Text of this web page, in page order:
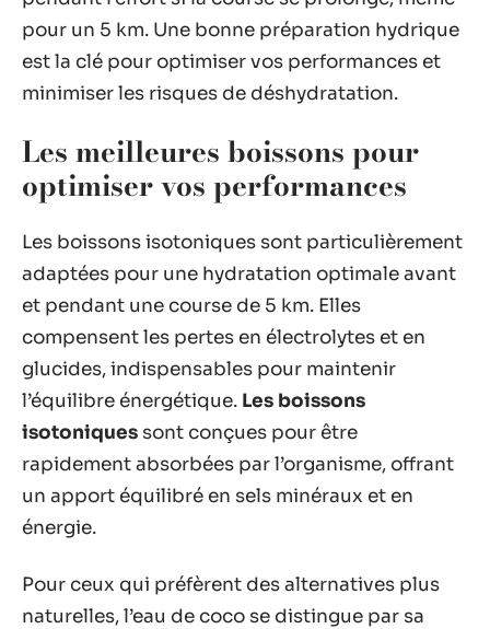
pour un 5 km. Une bonne préparation hydrique
est la clé pour optimiser vos performances et
minimiser les risques de déshydratation.
Les meilleures boissons pour
optimiser vos performances
Les boissons isotoniques sont particulièrement
adaptées pour une hydratation optimale avant
et pendant une course de 5 km. Elles
compensent les pertes en électrolytes et en
glucides, indispensables pour maintenir
l’équilibre énergétique. Les boissons
isotoniques sont conçues pour être
rapidement absorbées par l’organisme, offrant
un apport équilibré en sels minéraux et en
énergie.
Pour ceux qui préfèrent des alternatives plus
naturelles, l’eau de coco se distingue par sa